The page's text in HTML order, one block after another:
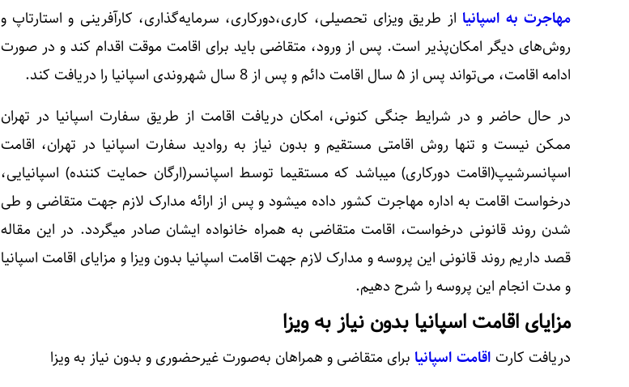
مهاجرت به اسپانیا از طریق ویزای تحصیلی، کاری،دورکاری، سرمایه‌گذاری، کارآفرینی و استارتاپ و
روش‌های دیگر امکان‌پذیر است. پس از ورود، متقاضی باید برای اقامت موقت اقدام کند و در صورت
ادامه اقامت، می‌تواند پس از ۵ سال اقامت دائم و پس از 8 سال شهروندی اسپانیا را دریافت کند.
در حال حاضر و در شرایط جنگی کنونی، امکان دریافت اقامت از طریق سفارت اسپانیا در تهران
ممکن نیست و تنها روش اقامتی مستقیم و بدون نیاز به روادید سفارت اسپانیا در تهران، اقامت
اسپانسرشیپ(اقامت دورکاری) میباشد که مستقیما توسط اسپانسر(ارگان حمایت کننده) اسپانیایی،
درخواست اقامت به اداره مهاجرت کشور داده میشود و پس از ارائه مدارک لازم جهت متقاضی و طی
شدن روند قانونی درخواست، اقامت متقاضی به همراه خانواده ایشان صادر میگردد. در این مقاله
قصد داریم روند قانونی این پروسه و مدارک لازم جهت اقامت اسپانیا بدون ویزا و مزایای اقامت اسپانیا
و مدت انجام این پروسه را شرح دهیم.
مزایای اقامت اسپانیا بدون نیاز به ویزا
دریافت کارت اقامت اسپانیا برای متقاضی و همراهان به‌صورت غیرحضوری و بدون نیاز به ویزا